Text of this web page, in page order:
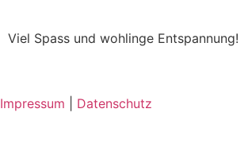
Viel Spass und wohlinge Entspannung!
Impressum Datenschutz